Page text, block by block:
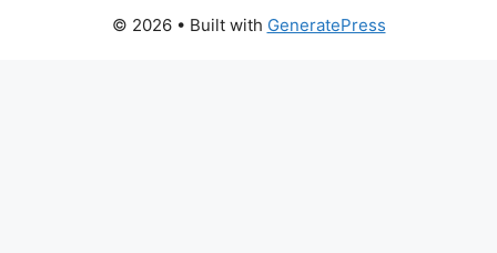
© 2026 • Built with GeneratePress